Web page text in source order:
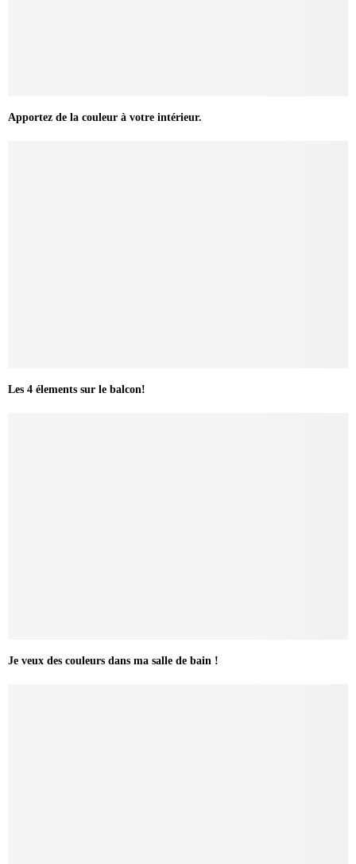
Apportez de la couleur à votre intérieur.
Les 4 élements sur le balcon!
Je veux des couleurs dans ma salle de bain !